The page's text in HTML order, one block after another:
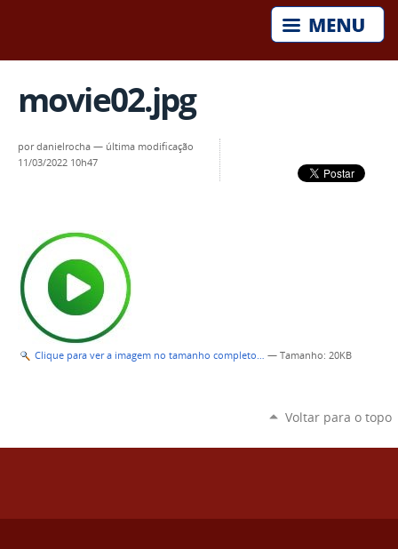
movie02.jpg
pordanielrocha — última modificação
11/03/2022 10h47
Clique para ver a imagem no tamanho completo… — Tamanho: 20KB
Voltar para o topo